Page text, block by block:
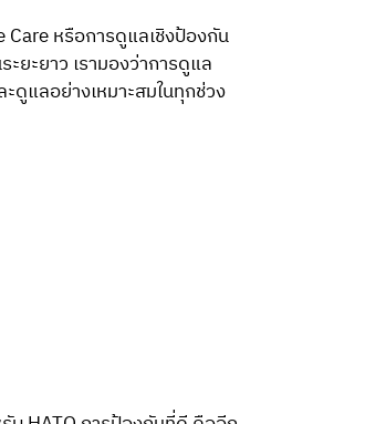
ยะยาว เรามองว่าการดูแล
ดูแลอย่างเหมาะสมในทุกช่วง